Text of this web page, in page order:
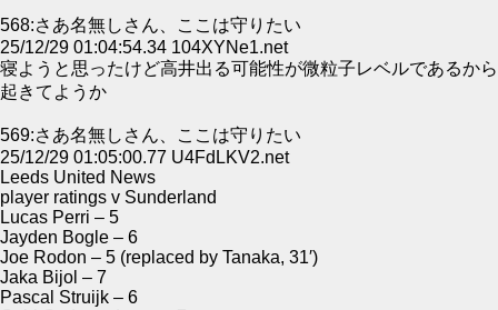
568:さあ名無しさん、ここは守りたい
25/12/29 01:04:54.34 104XYNe1.net
寝ようと思ったけど高井出る可能性が微粒子レベルであるから
起きてようか
569:さあ名無しさん、ここは守りたい
25/12/29 01:05:00.77 U4FdLKV2.net
Leeds United News
player ratings v Sunderland
Lucas Perri – 5
Jayden Bogle – 6
Joe Rodon – 5 (replaced by Tanaka, 31′)
Jaka Bijol – 7
Pascal Struijk – 6